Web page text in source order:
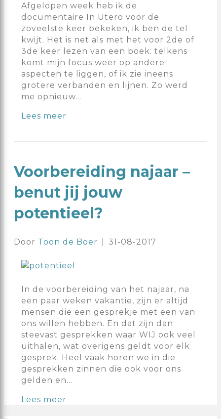
Afgelopen week heb ik de
documentaire In Utero voor de
zoveelste keer bekeken, ik ben de tel
kwijt. Het is net als met het voor 2de of
3de keer lezen van een boek: telkens
komt mijn focus weer op andere
aspecten te liggen, of ik zie ineens
grotere verbanden en lijnen. Zo werd
me opnieuw…
Lees meer
Voorbereiding najaar –
benut jij jouw
potentieel?
Door Toon de Boer 31-08-2017
In de voorbereiding van het najaar, na
een paar weken vakantie, zijn er altijd
mensen die een gesprekje met een van
ons willen hebben. En dat zijn dan
steevast gesprekken waar WIJ ook veel
uithalen, wat overigens geldt voor elk
gesprek. Heel vaak horen we in die
gesprekken zinnen die ook voor ons
gelden en…
Lees meer